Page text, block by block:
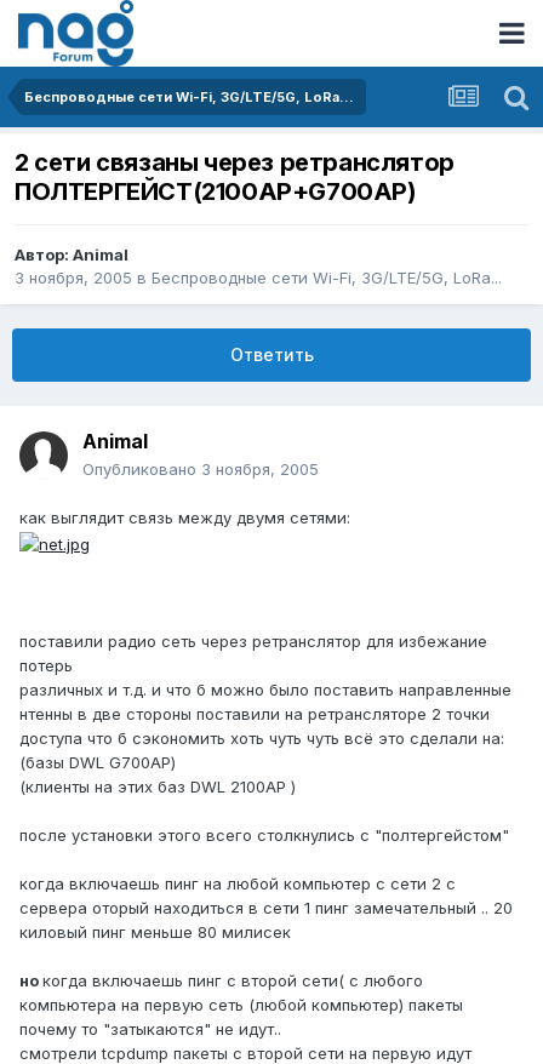
Беспроводные сети Wi-Fi, 3G/LTE/5G, LoRa...
2 сети связаны через ретранслятор
ПОЛТЕРГЕЙСТ(2100AP+G700AP)
Автор: Animal
3 ноября, 2005 в Беспроводные сети Wi-Fi, 3G/LTE/5G, LoRa...
Ответить
Animal
Опубликовано 3 ноября, 2005
как выглядит связь между двумя сетями:
поставили радио сеть через ретранслятор для избежание
потерь
различных и т.д. и что б можно было поставить направленные
нтенны в две стороны поставили на ретрансляторе 2 точки
доступа что б сэкономить хоть чуть чуть всё это сделали на:
(базы DWL G700AP)
(клиенты на этих баз DWL 2100AP )
после установки этого всего столкнулись с "полтергейстом"
когда включаешь пинг на любой компьютер с сети 2 с
сервера оторый находиться в сети 1 пинг замечательный .. 20
киловый пинг меньше 80 милисек
нокогда включаешь пинг с второй сети( с любого
компьютера на первую сеть (любой компьютер) пакеты
почему то "затыкаются" не идут..
смотрели tcpdump пакеты с второй сети на первую идут